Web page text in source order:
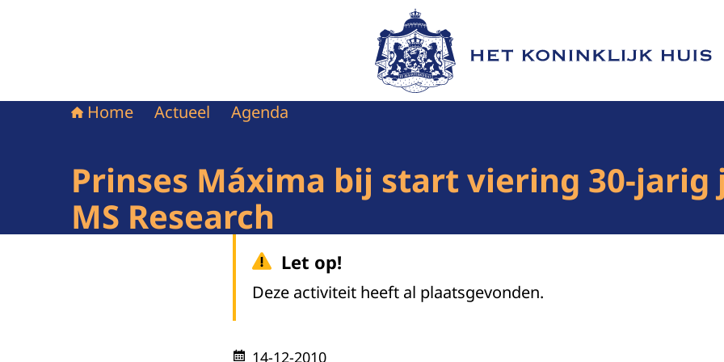
Naar de homepage van Het Koninklijk Huis
Home Actueel Agenda
Prinses Máxima bij start viering 30-
MS Research
Let op!
Deze activiteit heeft al plaatsgevonden.
14-12-2010